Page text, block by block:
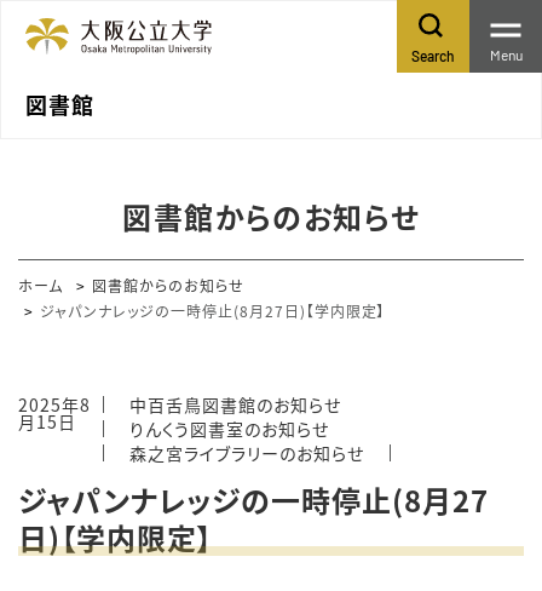
図書館
Search Menu
図書館からのお知らせ
ホーム
図書館からのお知らせ
ジャパンナレッジの一時停止(8月27日)【学内限定】
2025年8
月15日
中百舌鳥図書館のお知らせ
りんくう図書室のお知らせ
森之宮ライブラリーのお知らせ
ジャパンナレッジの一時停止(8月27
日)【学内限定】